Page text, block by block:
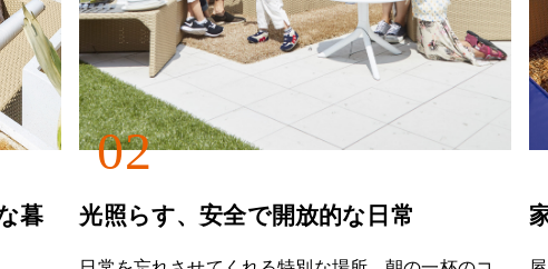
暮
02
光照らす、安全で開放的な日常